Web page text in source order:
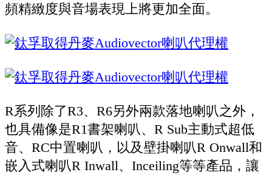
頻精緻度與音場表現上將更加全面。
R系列除了R3、R6另外兩款落地喇叭之外，
也具備像是R1書架喇叭、R Sub主動式超低
音、RC中置喇叭，以及壁掛喇叭R Onwall和
嵌入式喇叭R Inwall、Inceiling等等產品，讓